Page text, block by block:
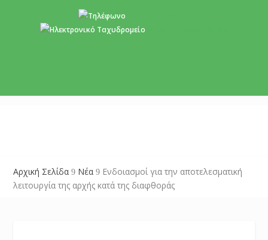
Αρχική Σελίδα 9 Νέα 9 Ενδοιασμοί για την αποτελεσματική
λειτουργία της αρχής κατά της διαφθοράς